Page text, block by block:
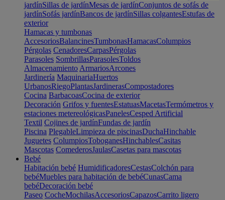
jardínSillas de jardínMesas de jardínConjuntos de sofás de
jardínSofás jardínBancos de jardínSillas colgantesEstufas de
exterior
Hamacas y tumbonas
AccesoriosBalancinesTumbonasHamacasColumpios
Pérgolas CenadoresCarpasPérgolas
Parasoles SombrillasParasolesToldos
Almacenamiento ArmariosArcones
Jardinería MaquinariaHuertos
UrbanosRiegoPlantasJardinerasCompostadores
Cocina BarbacoasCocina de exterior
Decoración Grifos y fuentesEstatuasMacetasTermómetros y
estaciones metereológicasPanelesCesped Artificial
Textil Cojines de jardínFundas de jardín
Piscina PlegableLimpieza de piscinasDuchaHinchable
Juguetes ColumpiosToboganesHinchablesCasitas
Mascotas ComederosJaulasCasetas para mascotas
Bebé
Habitación bebé HumidificadoresCestasColchón para
bebéMuebles para habitación de bebéCunasCama
bebéDecoración bebé
Paseo CocheMochilasAccesoriosCapazosCarrito ligero